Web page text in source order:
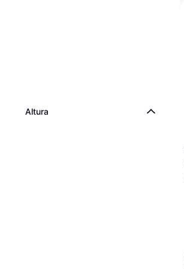
Altura